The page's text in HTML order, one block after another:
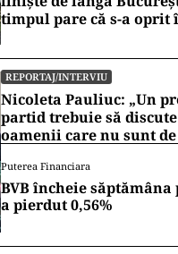
timpul pare că s-a oprit
REPORTAJ/INTERVIU
Nicoleta Pauliuc: „Un
partid trebuie să
oamenii care nu sunt
Puterea Financiara
BVB încheie săptămâna
a pierdut 0,56%